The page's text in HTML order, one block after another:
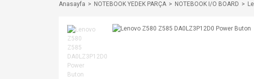
Anasayfa NOTEBOOK YEDEK PARÇA NOTEBOOK I/O BOARD